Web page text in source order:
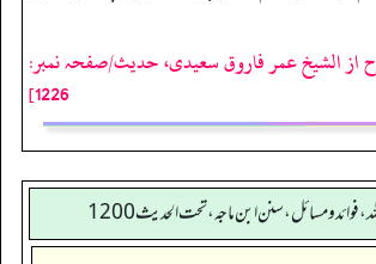
از الشیخ عمر فاروق سعیدی، حدیث/صفحہ نمبر:
1226]
فوائد و مسائل، سنن ابن ماجه، تحت الحديث1200